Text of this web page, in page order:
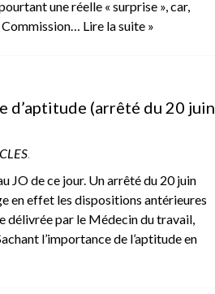
une réelle « surprise », car,
Commission… Lire la suite »
d’aptitude (arrêté du 20 juin
.
JO de ce jour. Un arrêté du 20 juin
en effet les dispositions antérieures
délivrée par le Médecin du travail,
l’importance de l’aptitude en